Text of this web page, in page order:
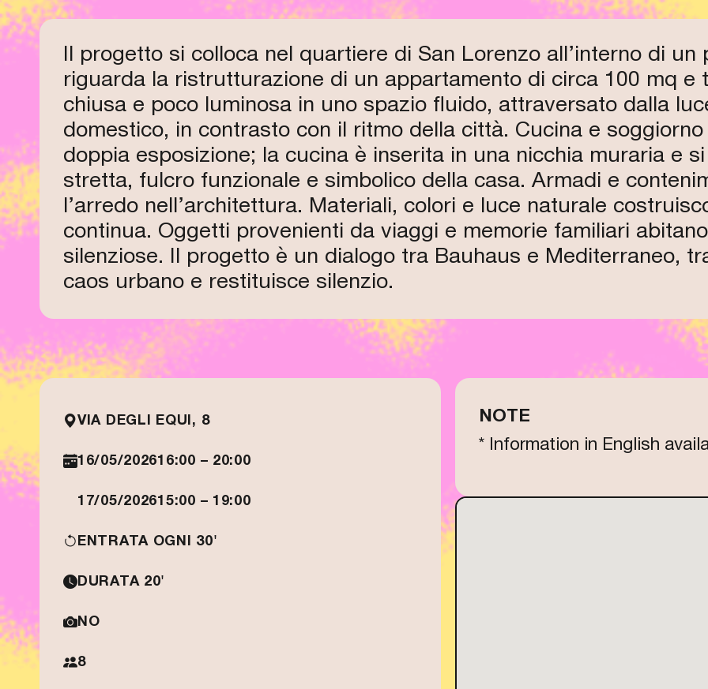
CHIUSO CHIUSO
Il progetto si colloca nel quartiere di San Lorenzo all’interno di un
riguarda la ristrutturazione di un appartamento di circa 100 mq e
chiusa e poco luminosa in uno spazio fluido, attraversato dalla
domestico, in contrasto con il ritmo della città. Cucina e
doppia esposizione; la cucina è inserita in una nicchia muraria e
stretta, fulcro funzionale e simbolico della casa. Armadi e
l’arredo nell’architettura. Materiali, colori e luce naturale
continua. Oggetti provenienti da viaggi e memorie familiari
silenziose. Il progetto è un dialogo tra Bauhaus e Mediterraneo,
caos urbano e restituisce silenzio.
VIA DEGLI EQUI, 8
16/05/202616:00 – 20:00
17/05/202615:00 – 19:00
ENTRATA OGNI 30'
DURATA 20'
NO
8
NOTE
* Information in English